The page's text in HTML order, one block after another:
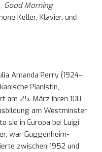
Good Morning
Keller, Klavier, und
Amanda Perry (1924–
Pianistin,
am 25. März ihren 100.
am Westminster
sie in Europa bei Luigi
war Guggenheim-
zwischen 1952 und